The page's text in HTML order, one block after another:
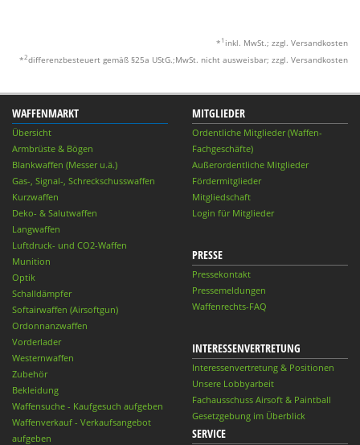
* 1 inkl. MwSt.; zzgl. Versandkosten
*2differenzbesteuert gemäß §25a UStG.;MwSt. nicht ausweisbar; zzgl. Versandkosten
WAFFENMARKT
Übersicht
Armbrüste & Bögen
Blankwaffen (Messer u.ä.)
Gas-, Signal-, Schreckschusswaffen
Kurzwaffen
Deko- & Salutwaffen
Langwaffen
Luftdruck- und CO2-Waffen
Munition
Optik
Schalldämpfer
Softairwaffen (Airsoftgun)
Ordonnanzwaffen
Vorderlader
Westernwaffen
Zubehör
Bekleidung
Waffensuche - Kaufgesuch aufgeben
Waffenverkauf - Verkaufsangebot
aufgeben
MITGLIEDER
Ordentliche Mitglieder (Waffen-
Fachgeschäfte)
Außerordentliche Mitglieder
Fördermitglieder
Mitgliedschaft
Login für Mitglieder
PRESSE
Pressekontakt
Pressemeldungen
Waffenrechts-FAQ
INTERESSENVERTRETUNG
Interessenvertretung & Positionen
Unsere Lobbyarbeit
Fachausschuss Airsoft & Paintball
Gesetzgebung im Überblick
SERVICE